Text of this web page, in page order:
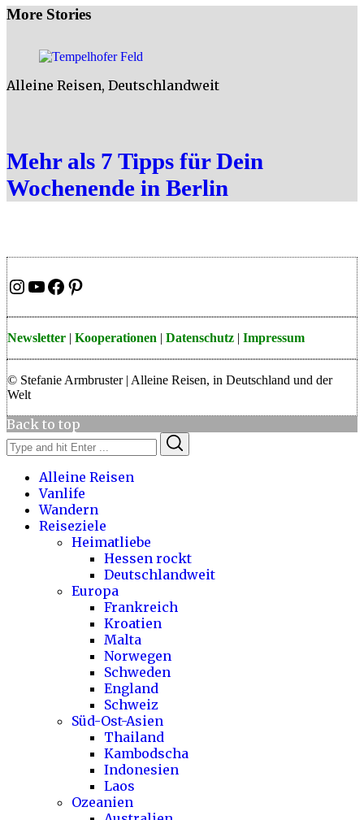
More Stories
Alleine Reisen, Deutschlandweit
Mehr als 7 Tipps für Dein
Wochenende in Berlin
Instagram
YouTube
Facebook
Pinterest
Newsletter | Kooperationen | Datenschutz | Impressum
© Stefanie Armbruster | Alleine Reisen, in Deutschland und der
Welt
Back to top
Search
for:
Alleine Reisen
Vanlife
Wandern
Reiseziele
Heimatliebe
Hessen rockt
Deutschlandweit
Europa
Frankreich
Kroatien
Malta
Norwegen
Schweden
England
Schweiz
Süd-Ost-Asien
Thailand
Kambodscha
Indonesien
Laos
Ozeanien